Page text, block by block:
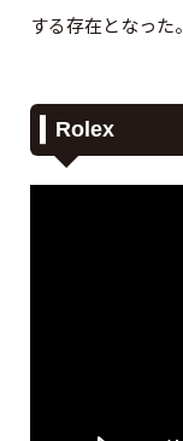
する存在となった。
Rolex